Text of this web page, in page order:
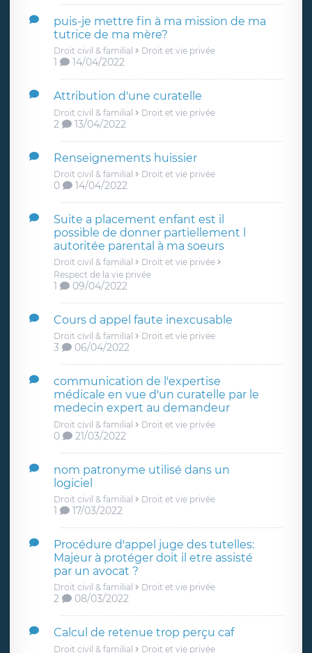
puis-je mettre fin à ma mission de ma
tutrice de ma mère?
Droit civil & familial Droit et vie privée
1 14/04/2022
Attribution d'une curatelle
Droit civil & familial Droit et vie privée
2 13/04/2022
Renseignements huissier
Droit civil & familial Droit et vie privée
0 14/04/2022
Suite a placement enfant est il
possible de donner partiellement l
autoritée parental à ma soeurs
Droit civil & familial
Droit et vie privée
Respect de la vie privée
1 09/04/2022
Cours d appel faute inexcusable
Droit civil & familial Droit et vie privée
3 06/04/2022
communication de l'expertise
médicale en vue d'un curatelle par le
medecin expert au demandeur
Droit civil & familial Droit et vie privée
0 21/03/2022
nom patronyme utilisé dans un
logiciel
Droit civil & familial Droit et vie privée
1 17/03/2022
Procédure d'appel juge des tutelles:
Majeur à protéger doit il etre assisté
par un avocat ?
Droit civil & familial Droit et vie privée
2 08/03/2022
Calcul de retenue trop perçu caf
Droit civil & familial Droit et vie privée